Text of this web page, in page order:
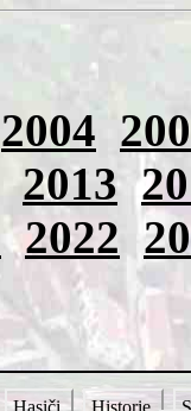
2004
2013
2022
Hasiči Historie